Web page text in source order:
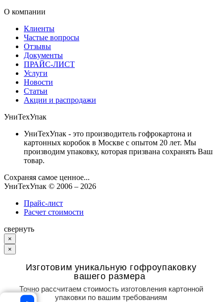
О компании
Клиенты
Частые вопросы
Отзывы
Документы
ПРАЙС-ЛИСТ
Услуги
Новости
Статьи
Акции и распродажи
УниТехУпак
УниТехУпак - это производитель гофрокартона и
картонных коробок в Москве с опытом 20 лет. Мы
производим упаковку, которая призвана сохранять Ваш
товар.
Сохраняя самое ценное...
УниТехУпак © 2006 – 2026
Прайс-лист
Расчет стоимости
свернуть
×
×
Изготовим уникальную гофроупаковку
вашего размера
Точно рассчитаем стоимость изготовления картонной
упаковки по вашим требованиям